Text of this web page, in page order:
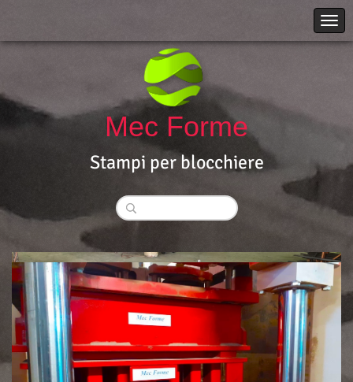
Mec Forme
Stampi per blocchiere